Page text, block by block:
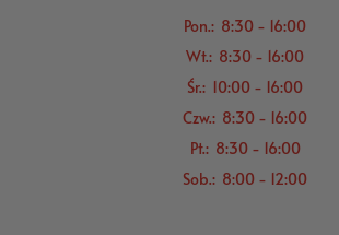
Pon.: 8:30 - 16:00
Wt.: 8:30 - 16:00
Śr.: 10:00 - 16:00
Czw.: 8:30 - 16:00
Pt.: 8:30 - 16:00
Sob.: 8:00 - 12:00